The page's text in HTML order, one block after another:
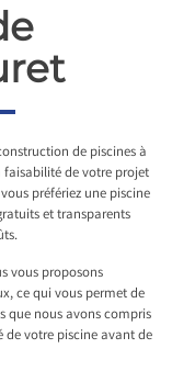
de piscines à
faisabilité de votre projet
préfériez une piscine
et transparents
vous proposons
ce qui vous permet de
que nous avons compris
de votre piscine avant de